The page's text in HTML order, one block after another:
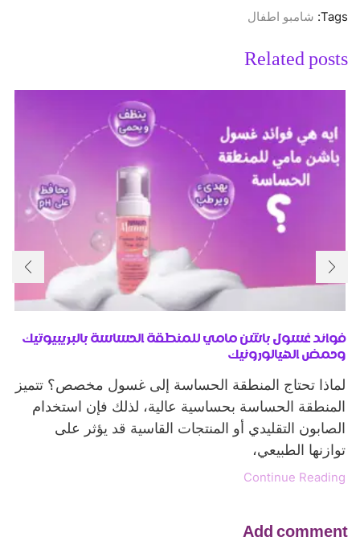
Tags: شامبو اطفال
Related posts
فوائد غسول باشن مامي للمنطقة الحساسة بالبريبيوتيك
وحمض الهيالورونيك
لماذا تحتاج المنطقة الحساسة إلى غسول مخصص؟ تتميز
المنطقة الحساسة بحساسية عالية، لذلك فإن استخدام
الصابون التقليدي أو المنتجات القاسية قد يؤثر على
توازنها الطبيعي،
Continue Reading
Add comment